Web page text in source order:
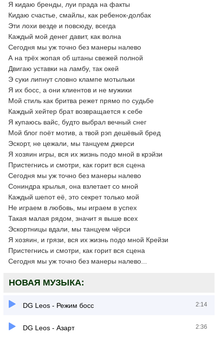
Я кидаю бренды, луи прада на факты
Кидаю счастье, смайлы, как ребенок-долбак
Эти лохи везде и повсюду, всегда
Каждый мой денег давит, как волна
Сегодня мы уж точно без манеры налево
А на трёх жопая об штаны свежей полной
Двигаю уставки на ламбу, так окей
Э суки липнут словно клампе мотыльки
Я их босс, а они клиентов и не мужики
Мой стиль как бритва режет прямо по судьбе
Каждый хейтер брат возвращается к себе
Я купаюсь вайс, будто выбрал вечный снег
Мой блог поёт мотив, а твой рэп дешёвый бред
Эскорт, не цежали, мы танцуем джерси
Я хозяин игры, вся их жизнь подо мной в крэйзи
Пристегнись и смотри, как горит вся сцена
Сегодня мы уж точно без манеры налево
Сониндра крылья, она взлетает со мной
Каждый шепот её, это секрет только мой
Не играем в любовь, мы играем в успех
Такая малая рядом, значит я выше всех
Эскортницы вдали, мы танцуем чёрси
Я хозяин, и грязи, вся их жизнь подо мной Крейзи
Пристегнись и смотри, как горит вся сцена
Сегодня мы уж точно без манеры налево...
НОВАЯ МУЗЫКА:
DG Leos - Режим босс 2:14
DG Leos - Азарт 2:36